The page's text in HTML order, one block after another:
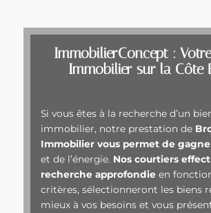
ImmobilierConcept :
Immobilier sur la Côte
Si vous êtes à la recherche d’un
immobilier, notre prestation de
Immobilier vous permet de
et de l’énergie. Nos courtiers
recherche approfondieen
critères, sélectionneront les biens
mieux à vos besoins et vous